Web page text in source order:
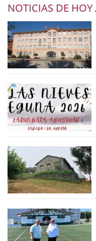
NOTICIAS DE HOY